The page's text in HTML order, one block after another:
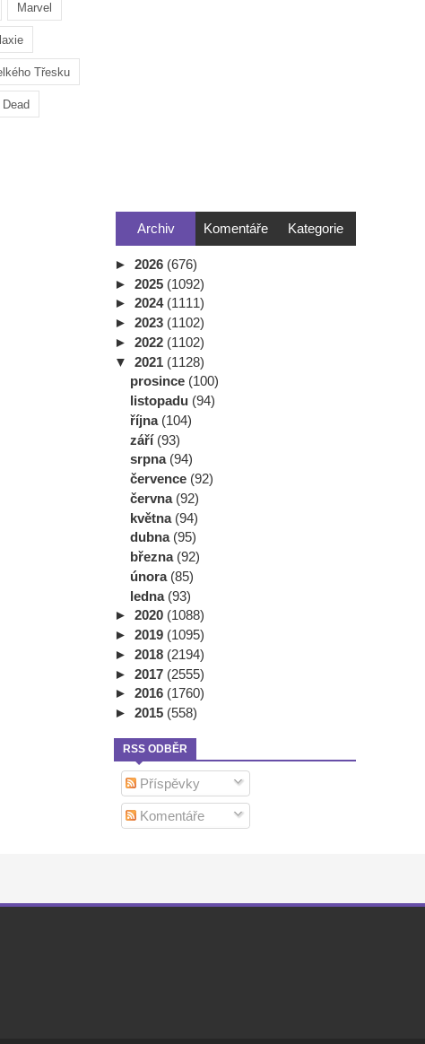
Marvel
Třesku
Archiv Komentáře Kategorie
► 2026 (676)
► 2025 (1092)
► 2024 (1111)
► 2023 (1102)
► 2022 (1102)
▼ 2021 (1128)
prosince (100)
listopadu (94)
října (104)
září (93)
srpna (94)
července (92)
června (92)
května (94)
dubna (95)
března (92)
února (85)
ledna (93)
► 2020 (1088)
► 2019 (1095)
► 2018 (2194)
► 2017 (2555)
► 2016 (1760)
► 2015 (558)
RSS ODBĚR
Příspěvky
Komentáře